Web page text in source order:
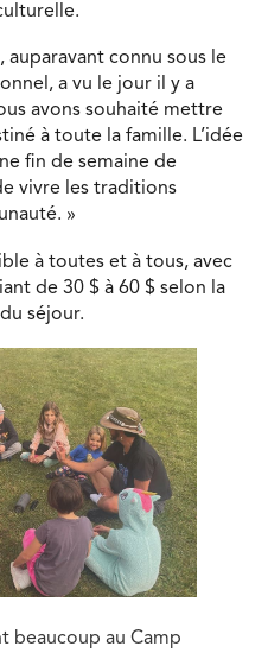
auparavant connu sous le
a vu le jour il y a
avons souhaité mettre
à toute la famille. L’idée
fin de semaine de
vivre les traditions
»
à toutes et à tous, avec
de 30 $ à 60 $ selon la
séjour.
beaucoup au Camp